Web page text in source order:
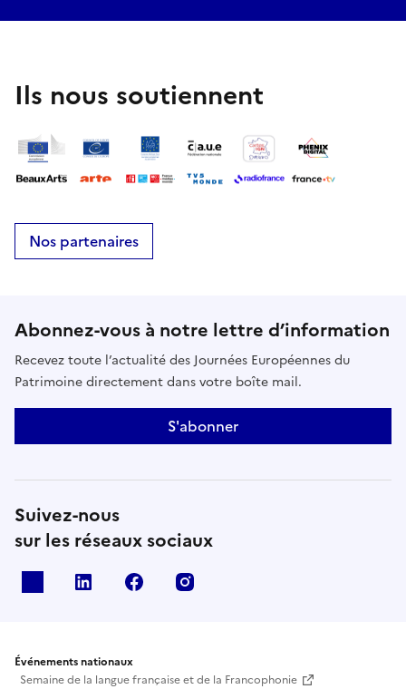
Ils nous soutiennent
Nos partenaires
Abonnez-vous à notre lettre d’information
Recevez toute l’actualité des Journées Européennes du
Patrimoine directement dans votre boîte mail.
S'abonner
Suivez-nous
sur les réseaux sociaux
Linkedin Facebook
Événements nationaux
Semaine de la langue française et de la Francophonie